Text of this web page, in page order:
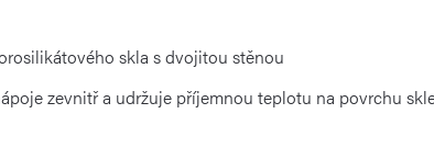
skla s dvojitou stěnou
zevnitř a udržuje příjemnou teplotu na povrchu